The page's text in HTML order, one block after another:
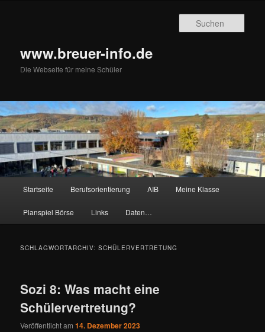
www.breuer-info.de
Die Webseite für meine Schüler
Startseite Berufsorientierung AIB Meine Klasse
Planspiel Börse Links Daten…
SCHLAGWORTARCHIV:SCHÜLERVERTRETUNG
Sozi 8: Was macht eine
Schülervertretung?
Veröffentlicht am14. Dezember 2023